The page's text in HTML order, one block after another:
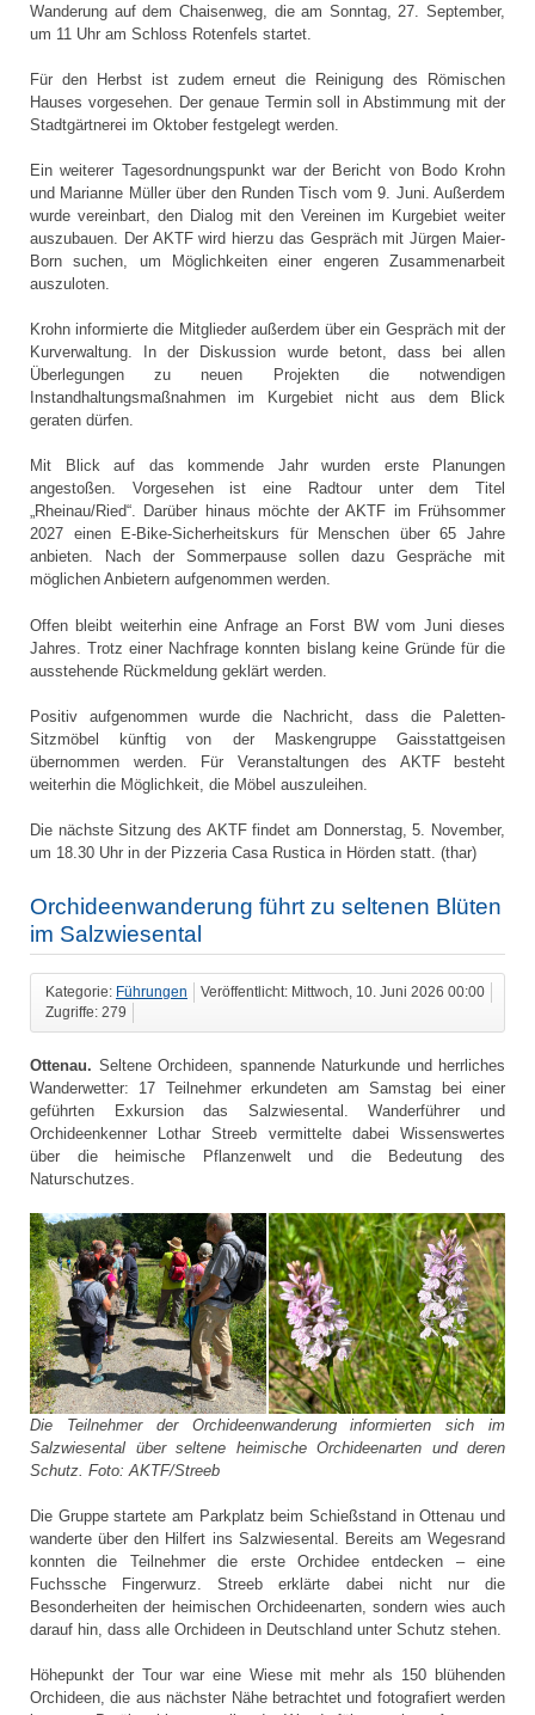
Wanderung auf dem Chaisenweg, die am Sonntag, 27. September,
um 11 Uhr am Schloss Rotenfels startet.
Für den Herbst ist zudem erneut die Reinigung des Römischen
Hauses vorgesehen. Der genaue Termin soll in Abstimmung mit der
Stadtgärtnerei im Oktober festgelegt werden.
Ein weiterer Tagesordnungspunkt war der Bericht von Bodo Krohn
und Marianne Müller über den Runden Tisch vom 9. Juni. Außerdem
wurde vereinbart, den Dialog mit den Vereinen im Kurgebiet weiter
auszubauen. Der AKTF wird hierzu das Gespräch mit Jürgen Maier-
Born suchen, um Möglichkeiten einer engeren Zusammenarbeit
auszuloten.
Krohn informierte die Mitglieder außerdem über ein Gespräch mit der
Kurverwaltung. In der Diskussion wurde betont, dass bei allen
Überlegungen zu neuen Projekten die notwendigen
Instandhaltungsmaßnahmen im Kurgebiet nicht aus dem Blick
geraten dürfen.
Mit Blick auf das kommende Jahr wurden erste Planungen
angestoßen. Vorgesehen ist eine Radtour unter dem Titel
„Rheinau/Ried“. Darüber hinaus möchte der AKTF im Frühsommer
2027 einen E-Bike-Sicherheitskurs für Menschen über 65 Jahre
anbieten. Nach der Sommerpause sollen dazu Gespräche mit
möglichen Anbietern aufgenommen werden.
Offen bleibt weiterhin eine Anfrage an Forst BW vom Juni dieses
Jahres. Trotz einer Nachfrage konnten bislang keine Gründe für die
ausstehende Rückmeldung geklärt werden.
Positiv aufgenommen wurde die Nachricht, dass die Paletten-
Sitzmöbel künftig von der Maskengruppe Gaisstattgeisen
übernommen werden. Für Veranstaltungen des AKTF besteht
weiterhin die Möglichkeit, die Möbel auszuleihen.
Die nächste Sitzung des AKTF findet am Donnerstag, 5. November,
um 18.30 Uhr in der Pizzeria Casa Rustica in Hörden statt. (thar)
Orchideenwanderung führt zu seltenen Blüten
im Salzwiesental
Kategorie: Führungen
Veröffentlicht: Mittwoch, 10. Juni 2026 00:00
Zugriffe: 279
Ottenau. Seltene Orchideen, spannende Naturkunde und herrliches
Wanderwetter: 17 Teilnehmer erkundeten am Samstag bei einer
geführten Exkursion das Salzwiesental. Wanderführer und
Orchideenkenner Lothar Streeb vermittelte dabei Wissenswertes
über die heimische Pflanzenwelt und die Bedeutung des
Naturschutzes.
Die Teilnehmer der Orchideenwanderung informierten sich im
Salzwiesental über seltene heimische Orchideenarten und deren
Schutz. Foto: AKTF/Streeb
Die Gruppe startete am Parkplatz beim Schießstand in Ottenau und
wanderte über den Hilfert ins Salzwiesental. Bereits am Wegesrand
konnten die Teilnehmer die erste Orchidee entdecken – eine
Fuchssche Fingerwurz. Streeb erklärte dabei nicht nur die
Besonderheiten der heimischen Orchideenarten, sondern wies auch
darauf hin, dass alle Orchideen in Deutschland unter Schutz stehen.
Höhepunkt der Tour war eine Wiese mit mehr als 150 blühenden
Orchideen, die aus nächster Nähe betrachtet und fotografiert werden